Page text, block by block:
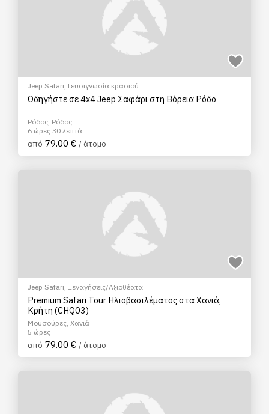
Jeep Safari, Γευσιγνωσία κρασιού
Οδηγήστε σε 4x4 Jeep Σαφάρι στη Βόρεια Ρόδο
Ρόδος, Ρόδος
6 ώρες 30 λεπτά
από 79.00 € / άτομο
Jeep Safari, Ξεναγήσεις/Αξιοθέατα
Premium Safari Tour Ηλιοβασιλέματος στα Χανιά,
Κρήτη (CHQ03)
Μουσούρες, Χανιά
5 ώρες
από 79.00 € / άτομο